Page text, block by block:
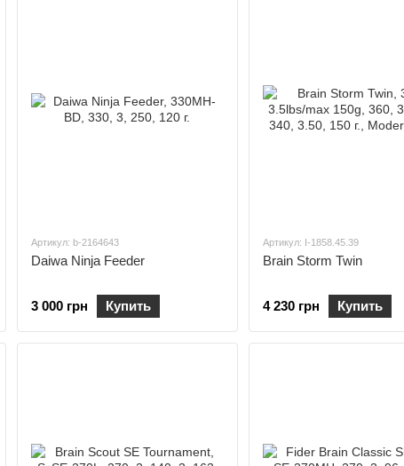
Артикул: b-2164643
Daiwa Ninja Feeder
3 000 грн Купить
Артикул: I-1858.45.39
Brain Storm Twin
4 230 грн Купить